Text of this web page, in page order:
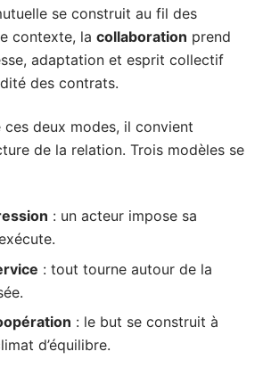
se construit au fil des
contexte, la collaboration prend
adaptation et esprit collectif
des contrats.
deux modes, il convient
de la relation. Trois modèles se
: un acteur impose sa
: tout tourne autour de la
: le but se construit à
d’équilibre.